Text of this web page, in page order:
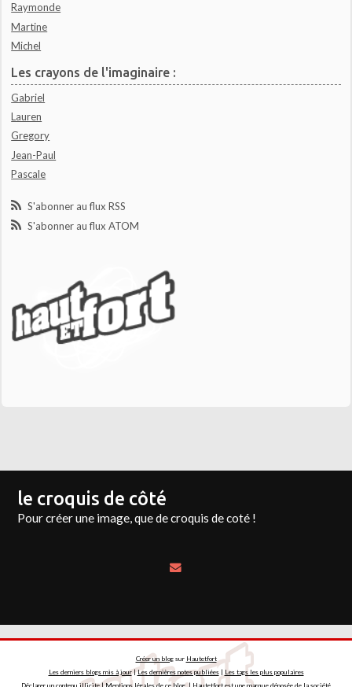
Raymonde
Martine
Michel
Les crayons de l'imaginaire :
Gabriel
Lauren
Gregory
Jean-Paul
Pascale
S'abonner au flux RSS
S'abonner au flux ATOM
le croquis de côté
Pour créer une image, que de croquis de coté !
Créer un blogsur Hautetfort
Les derniers blogs mis à jour|Les dernières notes publiées| Les tags les plus populaires
Déclarer un contenu illicite|Mentions légales de ce blog | Hautetfort est une marque déposée de la société